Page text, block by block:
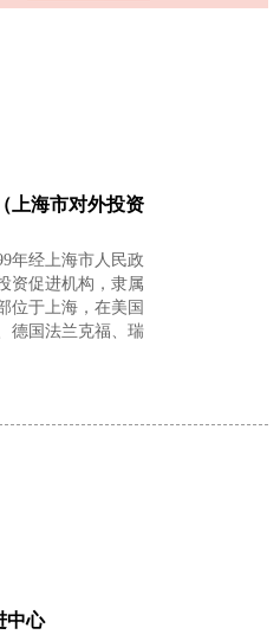
上海市对外投资
年经上海市人民政
资促进机构，隶属
位于上海，在美国
德国法兰克福、瑞
中心